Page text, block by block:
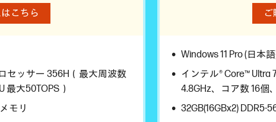
こちら
セッサー 356H（最大周波数
最大50TOPS）
モリ
ご
Windows 11 Pro (日本
インテル® Core™
4.8GHz、コア数 16個
32GB(16GBx2) DDR5-